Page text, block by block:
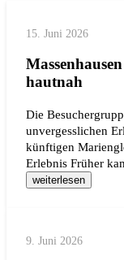
15. Juni 2026
hautnah
Die
unvergesslichen
künftigen
Erlebnis Früher
weiterlesen
9. Juni 2026